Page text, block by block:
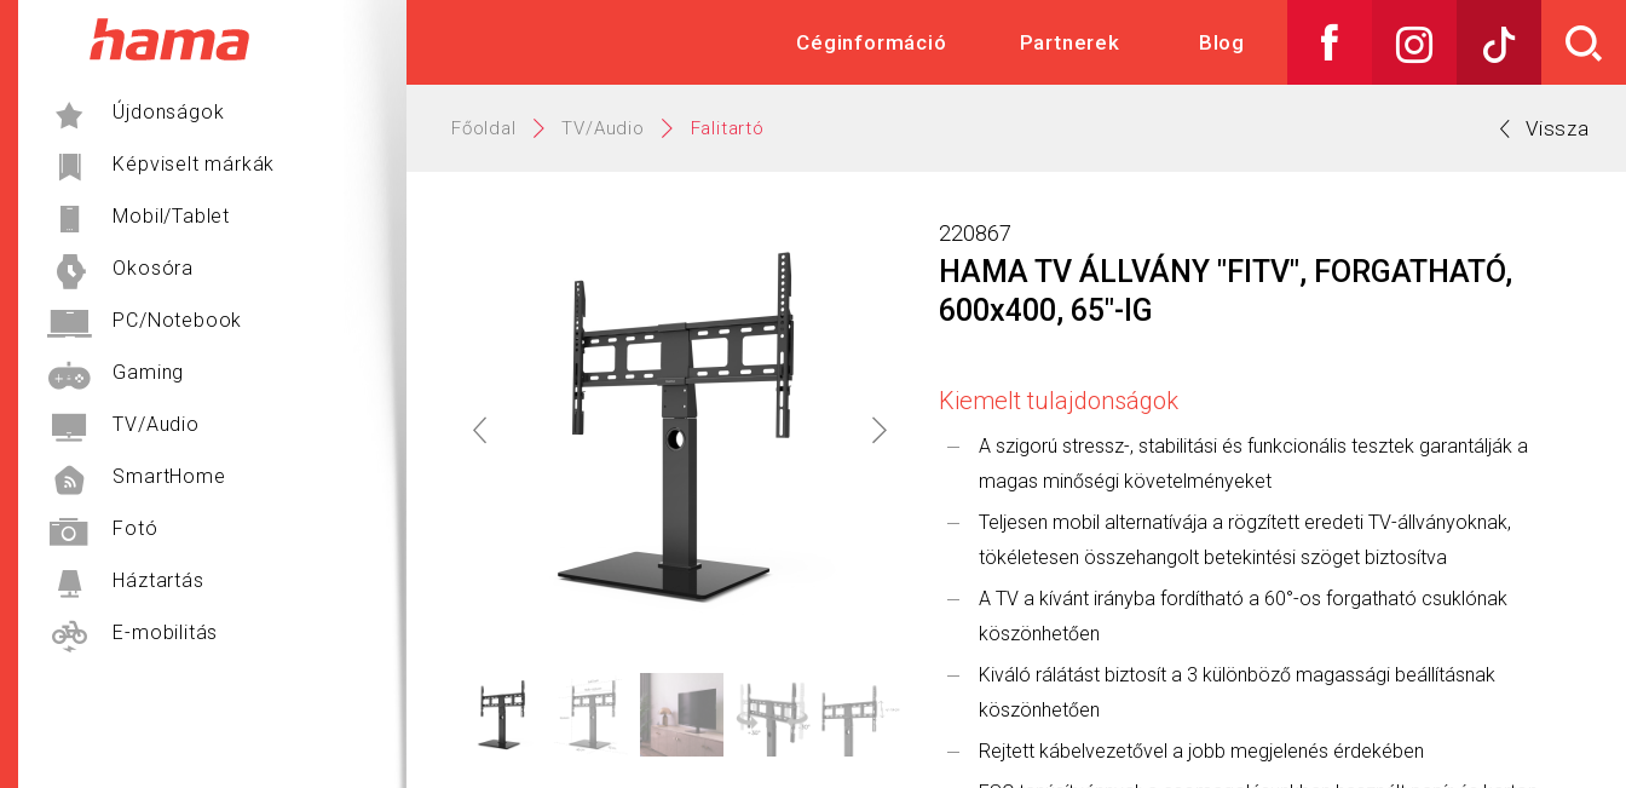
Hama Műszaki és Elektronikai Nagykereskedelem
Újdonságok
Képviselt márkák
Mobil/Tablet
Okosóra
PC/Notebook
Gaming
TV/Audio
SmartHome
Fotó
Háztartás
E-mobilitás
Céginformáció Partnerek Blog
Főoldal TV/Audio Falitartó Vissza
220867
HAMA TV ÁLLVÁNY "FITV", FORGATHATÓ,
600x400, 65"-IG
Kiemelt tulajdonságok
A szigorú stressz-, stabilitási és funkcionális tesztek garantálják a
magas minőségi követelményeket
Teljesen mobil alternatívája a rögzített eredeti TV-állványoknak,
tökéletesen összehangolt betekintési szöget biztosítva
A TV a kívánt irányba fordítható a 60°-os forgatható csuklónak
köszönhetően
Kiváló rálátást biztosít a 3 különböző magassági beállításnak
köszönhetően
Rejtett kábelvezetővel a jobb megjelenés érdekében